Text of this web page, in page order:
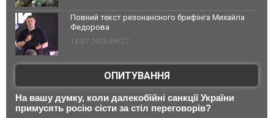
Повний текст резонансного брифінга Михайла
Федорова
18.07.2026 09:27
ОПИТУВАННЯ
На вашу думку, коли далекобійні санкції України
примусять росію сісти за стіл переговорів?